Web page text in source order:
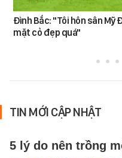
Đình Bắc: "Tôi hôn sân Mỹ
mặt cỏ đẹp quá"
TIN MỚI CẬP NHẬT
5 lý do nên trồng